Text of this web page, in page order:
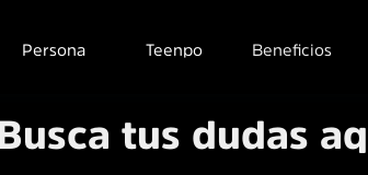
Persona Teenpo Beneficios
tus dudas